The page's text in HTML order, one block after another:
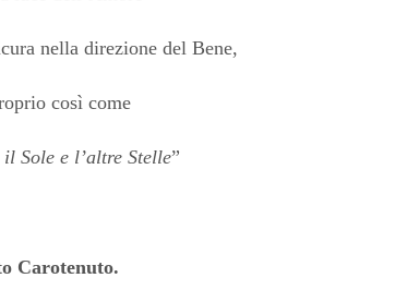
nella direzione del Bene,
così come
il Sole e l’altre Stelle”
Carotenuto.